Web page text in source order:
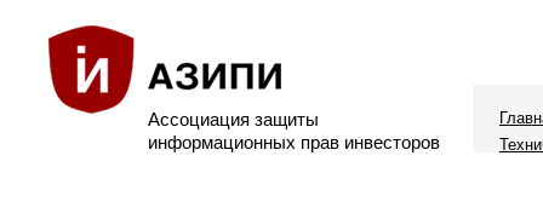
Ассоциация защиты
информационных прав инвесторов